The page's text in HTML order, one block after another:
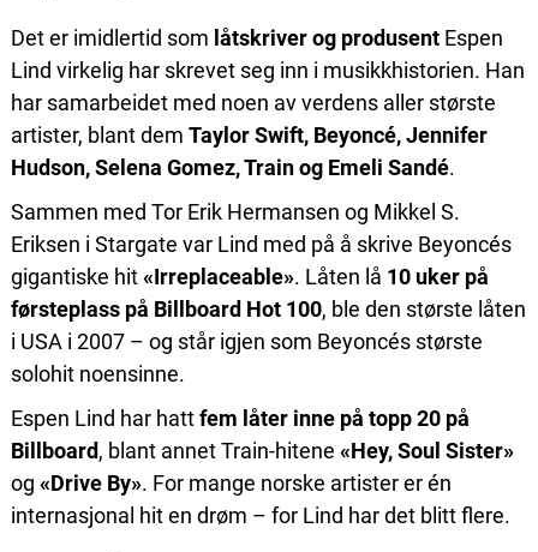
Det er imidlertid som låtskriver og produsentEspen
Lind virkelig har skrevet seg inn i musikkhistorien. Han
har samarbeidet med noen av verdens aller største
artister, blant dem Taylor Swift, Beyoncé, Jennifer
Hudson, Selena Gomez, Train og Emeli Sandé.
Sammen med Tor Erik Hermansen og Mikkel S.
Eriksen i Stargate var Lind med på å skrive Beyoncés
gigantiske hit«Irreplaceable». Låten lå 10 uker på
førsteplass på Billboard Hot 100, ble den største låten
i USA i 2007 – og står igjen som Beyoncés største
solohit noensinne.
Espen Lind har hattfem låter inne på topp 20 på
Billboard, blant annet Train-hitene «Hey, Soul Sister»
og «Drive By». For mange norske artister er én
internasjonal hit en drøm – for Lind har det blitt flere.